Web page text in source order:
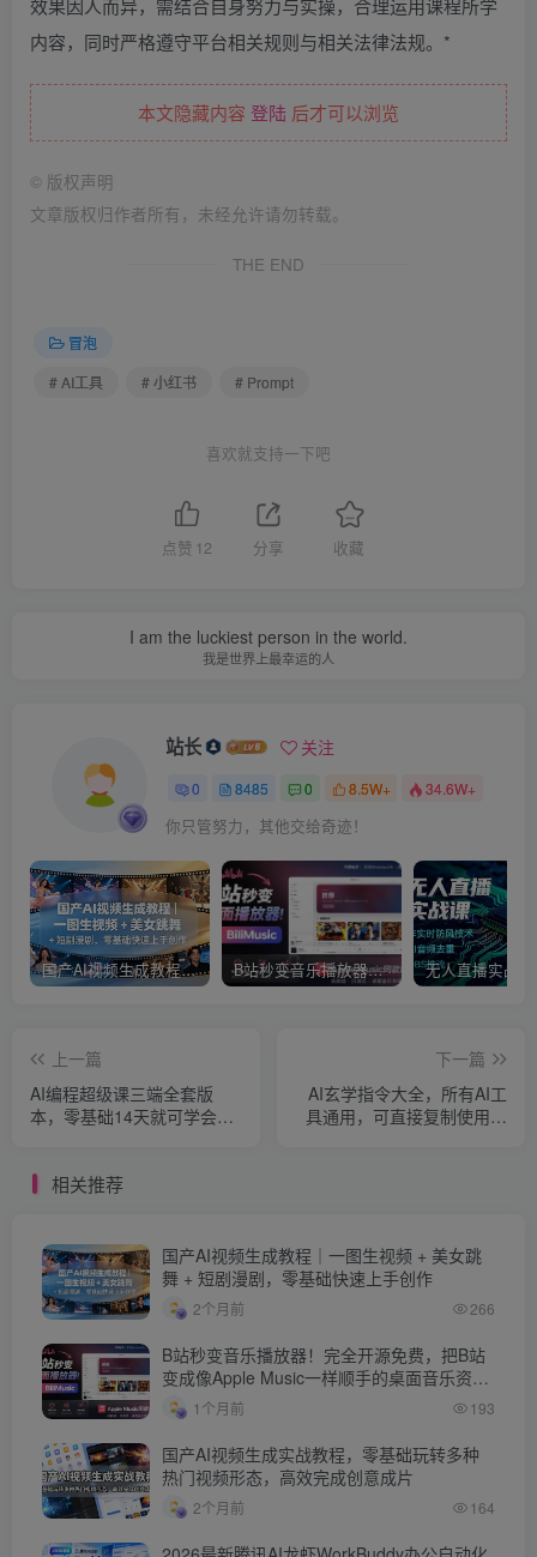
内容，同时严格遵守平台相关规则与相关法律法规。*
本文隐藏内容 登陆 后才可以浏览
© 版权声明
文章版权归作者所有，未经允许请勿转载。
THE END
冒泡
# AI工具
# 小红书 # Prompt
喜欢就支持一下吧
点赞 12 分享 收藏
I am the luckiest person in the world.
我是世界上最幸运的人
站长 关注
0 8485 0 8.5W+ 34.6W+
你只管努力，其他交给奇迹！
国产AI视频生成教程｜一图生视频 + 美女跳舞 + 短剧漫剧，零基础快速上手创作 B站秒变音乐播放器！完全开源免费，把B站变成像Apple Music一样顺手的桌面音乐资料库，BiliMusic
上一篇
AI编程超级课三端全套版
本，零基础14天就可学会独
下一篇
AI玄学指令大全，所有AI工
具通用，可直接复制使用，
相关推荐
国产AI视频生成教程｜一图生视频 + 美女跳
舞 + 短剧漫剧，零基础快速上手创作
2个月前 266
B站秒变音乐播放器！完全开源免费，把B站
变成像Apple Music一样顺手的桌面音乐资料
库，BiliMusic
1个月前 193
国产AI视频生成实战教程，零基础玩转多种
热门视频形态，高效完成创意成片
2个月前 164